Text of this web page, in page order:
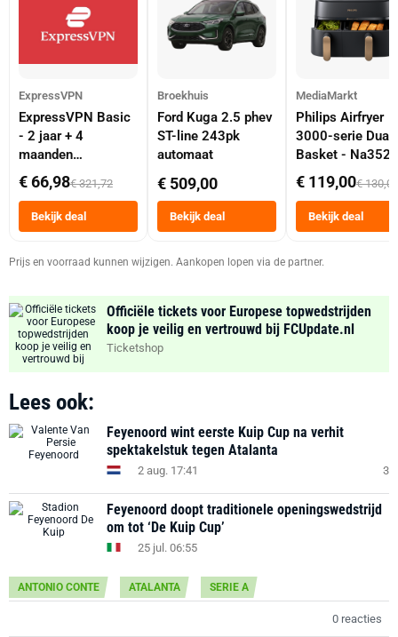
ExpressVPN
ExpressVPN Basic
- 2 jaar + 4
maanden
abonnement
€ 66,98€ 321,72
Bekijk deal
Broekhuis
Ford Kuga 2.5 phev
ST-line 243pk
automaat
€ 509,00
Bekijk deal
MediaMarkt
Philips Airfryer
3000-serie Dual
Basket -
Dubbele Mand 9
Tot 6 Personen
Heteluchtfriteuse
Zwart
€ 119,00€ 130,00
Bekijk deal
Prijs en voorraad kunnen wijzigen. Aankopen lopen via de partner.
Officiële tickets voor Europese topwedstrijden
koop je veilig en vertrouwd bij FCUpdate.nl
Ticketshop
Lees ook:
Feyenoord wint eerste Kuip Cup na verhit
spektakelstuk tegen Atalanta
2 aug. 17:41 3
Feyenoord doopt traditionele openingswedstrijd
om tot ‘De Kuip Cup’
25 jul. 06:55
ANTONIO CONTE ATALANTA SERIE A
0 reacties